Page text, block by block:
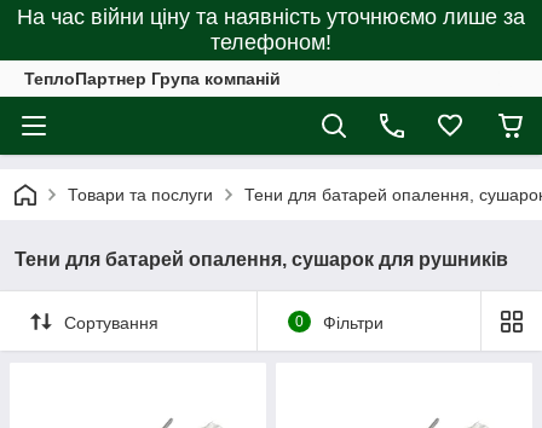
На час війни ціну та наявність уточнюємо лише за
телефоном!
ТеплоПартнер Група компаній
Товари та послуги Тени для батарей опалення,
Тени для батарей опалення, сушарок для рушників
Сортування 0 Фільтри